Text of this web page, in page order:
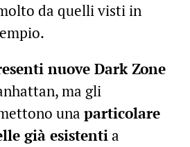
da quelli visti in
nuove Dark Zone
ma gli
una particolare
già esistentia